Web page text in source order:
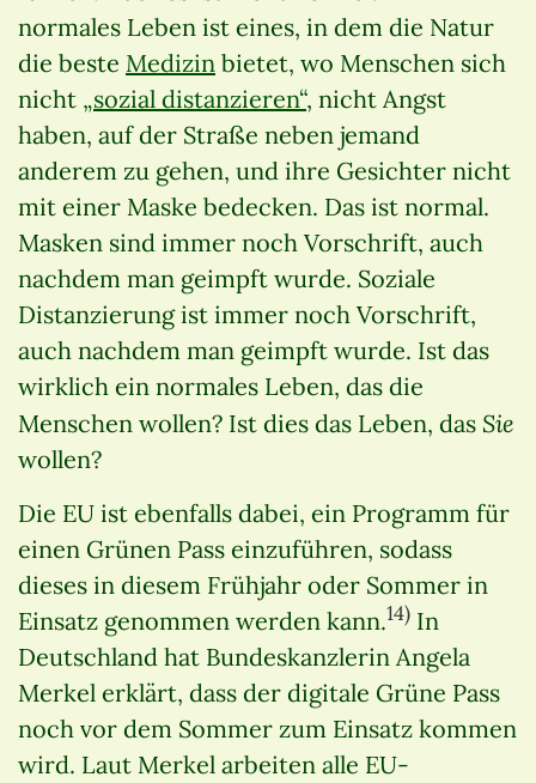
normales Leben ist eines, in dem die Natur
die beste Medizin bietet, wo Menschen sich
nicht „sozial distanzieren“, nicht Angst
haben, auf der Straße neben jemand
anderem zu gehen, und ihre Gesichter nicht
mit einer Maske bedecken. Das ist normal.
Masken sind immer noch Vorschrift, auch
nachdem man geimpft wurde. Soziale
Distanzierung ist immer noch Vorschrift,
auch nachdem man geimpft wurde. Ist das
wirklich ein normales Leben, das die
Menschen wollen? Ist dies das Leben, das Sie
wollen?
Die EU ist ebenfalls dabei, ein Programm für
einen Grünen Pass einzuführen, sodass
dieses in diesem Frühjahr oder Sommer in
Einsatz genommen werden kann.14) In
Deutschland hat Bundeskanzlerin Angela
Merkel erklärt, dass der digitale Grüne Pass
noch vor dem Sommer zum Einsatz kommen
wird. Laut Merkel arbeiten alle EU-